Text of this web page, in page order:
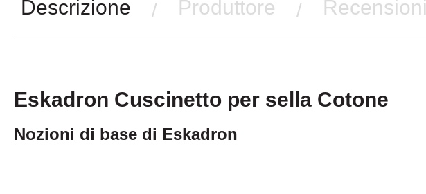
Descrizione / Produttore / Recensioni
Eskadron Cuscinetto per sella Cotone
Nozioni di base di Eskadron